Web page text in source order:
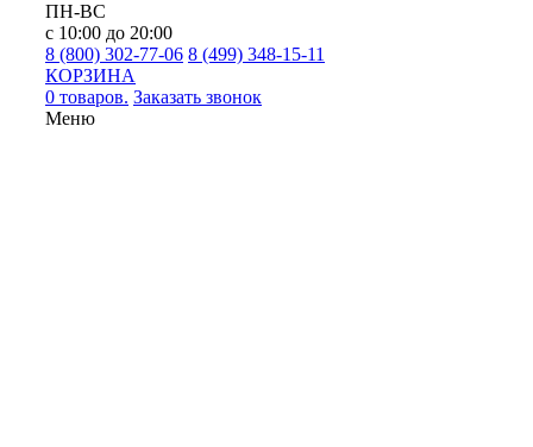
ПН-ВС
с 10:00 до 20:00
8 (800) 302-77-06 8 (499) 348-15-11
КОРЗИНА
0 товаров. Заказать звонок
Меню